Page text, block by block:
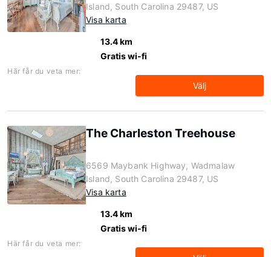
Island, South Carolina 29487, US
Visa karta
13.4 km
Gratis wi-fi
Här får du veta mer:
Välj
The Charleston Treehouse
6569 Maybank Highway, Wadmalaw
Island, South Carolina 29487, US
Visa karta
13.4 km
Gratis wi-fi
Här får du veta mer: